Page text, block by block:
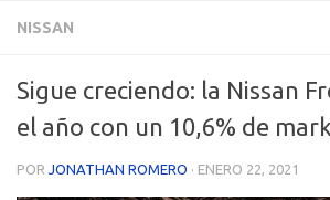
NISSAN
Sigue creciendo: la Nissan
el año con un 10,6% de
POR JONATHAN ROMERO · ENERO 22, 2021